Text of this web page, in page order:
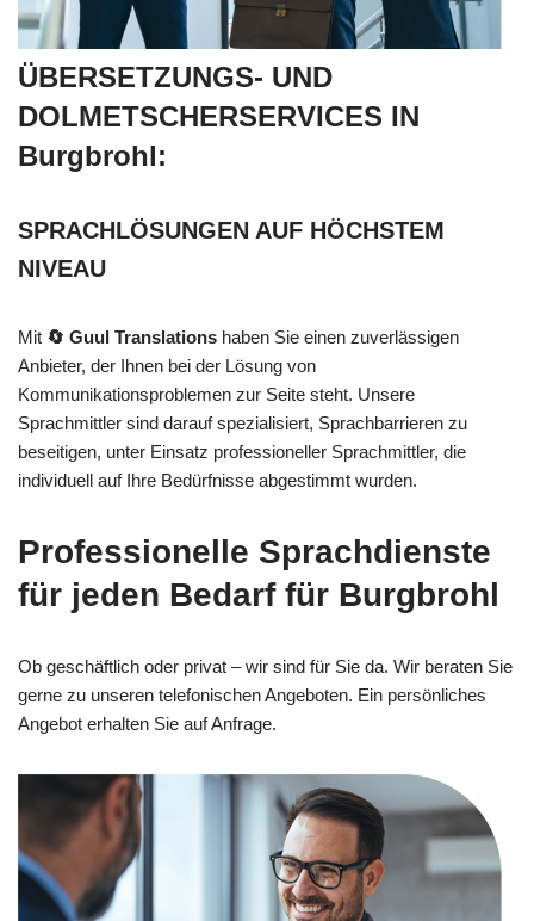
ÜBERSETZUNGS- UND
DOLMETSCHERSERVICES IN
Burgbrohl:
SPRACHLÖSUNGEN AUF HÖCHSTEM
NIVEAU
Mit 🔄 Guul Translations haben Sie einen zuverlässigen
Anbieter, der Ihnen bei der Lösung von
Kommunikationsproblemen zur Seite steht. Unsere
Sprachmittler sind darauf spezialisiert, Sprachbarrieren zu
beseitigen, unter Einsatz professioneller Sprachmittler, die
individuell auf Ihre Bedürfnisse abgestimmt wurden.
Professionelle Sprachdienste
für jeden Bedarf für Burgbrohl
Ob geschäftlich oder privat – wir sind für Sie da. Wir beraten Sie
gerne zu unseren telefonischen Angeboten. Ein persönliches
Angebot erhalten Sie auf Anfrage.